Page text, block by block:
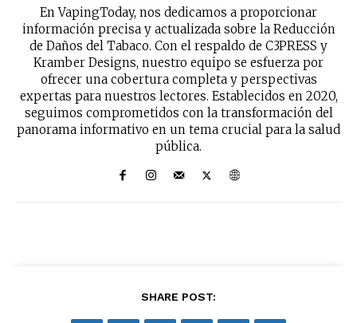
En VapingToday, nos dedicamos a proporcionar
información precisa y actualizada sobre la Reducción
de Daños del Tabaco. Con el respaldo de C3PRESS y
Kramber Designs, nuestro equipo se esfuerza por
ofrecer una cobertura completa y perspectivas
expertas para nuestros lectores. Establecidos en 2020,
seguimos comprometidos con la transformación del
panorama informativo en un tema crucial para la salud
pública.
SHARE POST: